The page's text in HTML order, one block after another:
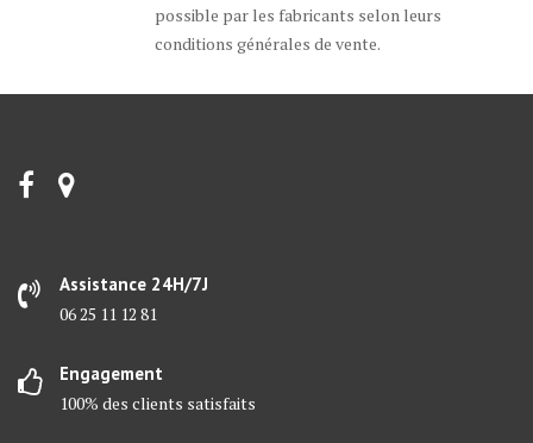
possible par les fabricants selon leurs
conditions générales de vente.
Assistance 24H/7J
06 25 11 12 81
Engagement
100% des clients satisfaits